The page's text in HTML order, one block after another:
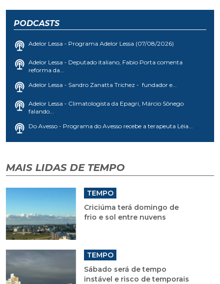
PODCASTS
Adelor Lessa - Programa Adelor Lessa (07/08/2026)
Adelor Lessa - Deputado italiano, Fabio Porta comenta
reforma da...
Adelor Lessa - Sandro Zanatta Trichez - fundador e...
Adelor Lessa - Climatologista da Epagri, Márcio Sônego
falando...
Do Avesso - Programa do Avesso recebe a terapeuta Léia...
MAIS LIDAS DE TEMPO
TEMPO
Criciúma terá domingo de
frio e sol entre nuvens
TEMPO
Sábado será de tempo
instável e risco de temporais